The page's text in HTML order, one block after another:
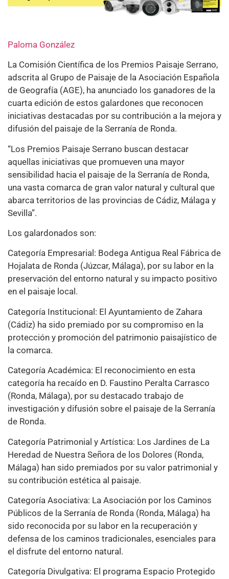
Paloma González
La Comisión Científica de los Premios Paisaje Serrano,
adscrita al Grupo de Paisaje de la Asociación Española
de Geografía (AGE), ha anunciado los ganadores de la
cuarta edición de estos galardones que reconocen
iniciativas destacadas por su contribución a la mejora y
difusión del paisaje de la Serranía de Ronda.
“Los Premios Paisaje Serrano buscan destacar
aquellas iniciativas que promueven una mayor
sensibilidad hacia el paisaje de la Serranía de Ronda,
una vasta comarca de gran valor natural y cultural que
abarca territorios de las provincias de Cádiz, Málaga y
Sevilla”.
Los galardonados son:
Categoría Empresarial: Bodega Antigua Real Fábrica de
Hojalata de Ronda (Júzcar, Málaga), por su labor en la
preservación del entorno natural y su impacto positivo
en el paisaje local.
Categoría Institucional: El Ayuntamiento de Zahara
(Cádiz) ha sido premiado por su compromiso en la
protección y promoción del patrimonio paisajístico de
la comarca.
Categoría Académica: El reconocimiento en esta
categoría ha recaído en D. Faustino Peralta Carrasco
(Ronda, Málaga), por su destacado trabajo de
investigación y difusión sobre el paisaje de la Serranía
de Ronda.
Categoría Patrimonial y Artística: Los Jardines de La
Heredad de Nuestra Señora de los Dolores (Ronda,
Málaga) han sido premiados por su valor patrimonial y
su contribución estética al paisaje.
Categoría Asociativa: La Asociación por los Caminos
Públicos de la Serranía de Ronda (Ronda, Málaga) ha
sido reconocida por su labor en la recuperación y
defensa de los caminos tradicionales, esenciales para
el disfrute del entorno natural.
Categoría Divulgativa: El programa Espacio Protegido